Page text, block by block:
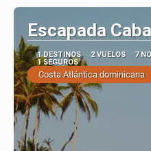
Escapada
1 DESTINOS 2 VUELOS 7
1 SEGUROS
Costa Atlántica dominicana